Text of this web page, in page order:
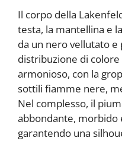
Il corpo della
testa, la mantellina e
da un nero vellutato
distribuzione di
armonioso, con la
sottili fiamme nere,
Nel complesso, il
abbondante, morbido
garantendo una